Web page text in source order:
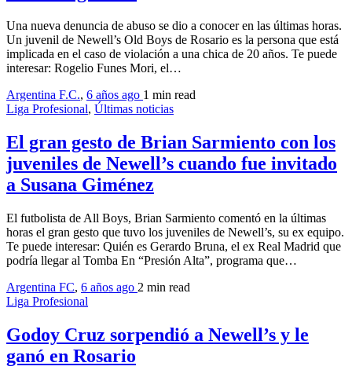
Una nueva denuncia de abuso se dio a conocer en las últimas horas.
Un juvenil de Newell’s Old Boys de Rosario es la persona que está
implicada en el caso de violación a una chica de 20 años. Te puede
interesar: Rogelio Funes Mori, el…
Argentina F.C., 6 años ago 1 min read
Liga Profesional, Últimas noticias
El gran gesto de Brian Sarmiento con los
juveniles de Newell’s cuando fue invitado
a Susana Giménez
El futbolista de All Boys, Brian Sarmiento comentó en la últimas
horas el gran gesto que tuvo los juveniles de Newell’s, su ex equipo.
Te puede interesar: Quién es Gerardo Bruna, el ex Real Madrid que
podría llegar al Tomba En “Presión Alta”, programa que…
Argentina FC, 6 años ago 2 min read
Liga Profesional
Godoy Cruz sorpendió a Newell’s y le
ganó en Rosario